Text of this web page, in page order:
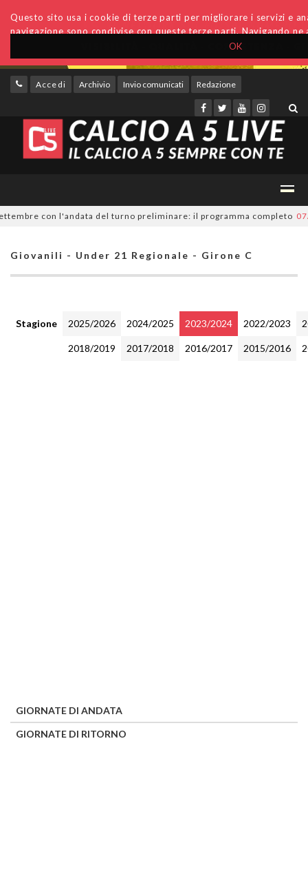
OK
Questo sito usa i cookie di terze parti per migliorare i servizi e
navigazione sono condivise con queste terze parti. Navigando
Accedi Archivio Invio comunicati Redazione
con l'andata del turno preliminare: il programma completo 07/
Giovanili - Under 21 Regionale - Girone C
Stagione 2025/2026 2024/2025 2023/2024 2022/2023
2018/2019 2017/2018 2016/2017 2015/2016
GIORNATE DI ANDATA
GIORNATE DI RITORNO